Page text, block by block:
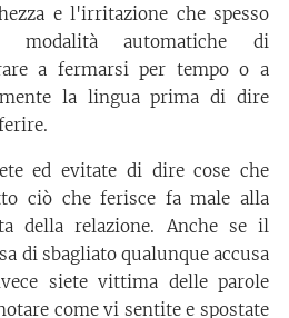
e l'irritazione che spesso
automatiche di
a fermarsi per tempo o a
la lingua prima di dire
ed evitate di dire cose che
ciò che ferisce fa male alla
della relazione. Anche se il
di sbagliato qualunque accusa
siete vittima delle parole
come vi sentite e spostate